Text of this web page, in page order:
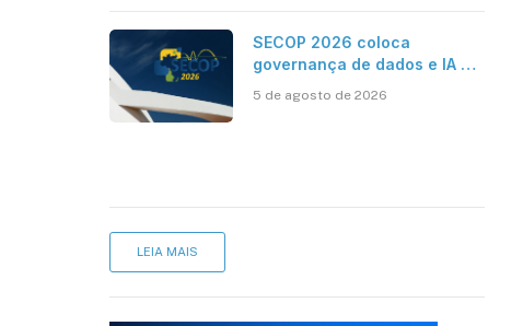
SECOP 2026 coloca
governança de dados e IA no
5 de agosto de 2026
LEIA MAIS